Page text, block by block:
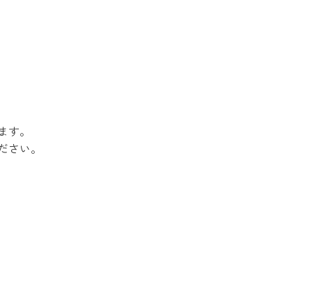
。
い。